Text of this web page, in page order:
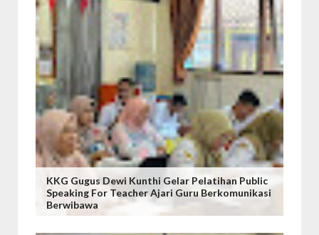
KKG Gugus Dewi Kunthi Gelar Pelatihan Public
Speaking For Teacher Ajari Guru Berkomunikasi
Berwibawa